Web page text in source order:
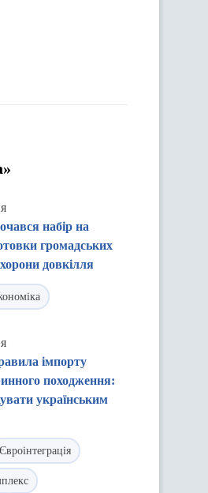
набір на
громадських
довкілля
імпорту
походження:
українським
Євроінтеграція